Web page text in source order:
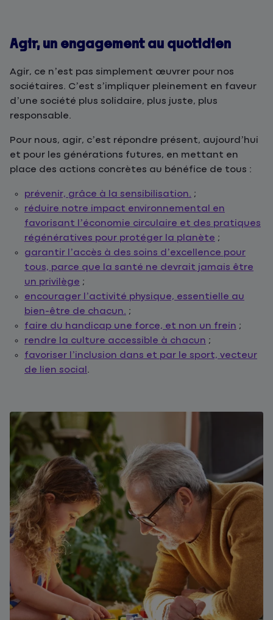
Agir, un engagement au quotidien
Agir, ce n’est pas simplement œuvrer pour nos
sociétaires. C’est s’impliquer pleinement en faveur
d’une société plus solidaire, plus juste, plus
responsable.
Pour nous, agir, c’est répondre présent, aujourd’hui
et pour les générations futures, en mettant en
place des actions concrètes au bénéfice de tous :
prévenir, grâce à la sensibilisation. ;
réduire notre impact environnemental en
favorisant l’économie circulaire et des pratiques
régénératives pour protéger la planète ;
garantir l’accès à des soins d’excellence pour
tous, parce que la santé ne devrait jamais être
un privilège ;
encourager l’activité physique, essentielle au
bien-être de chacun. ;
faire du handicap une force, et non un frein ;
rendre la culture accessible à chacun ;
favoriser l’inclusion dans et par le sport, vecteur
de lien social .